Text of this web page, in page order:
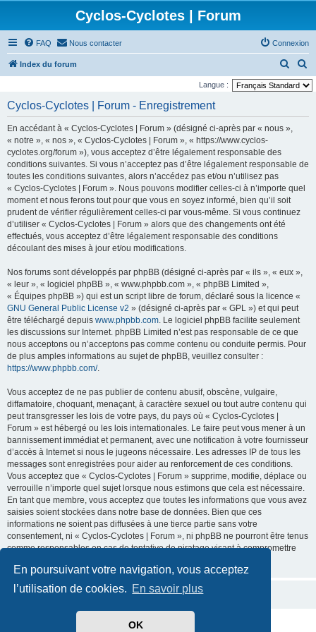
En poursuivant votre navigation, vous acceptez
l’utilisation de cookies. En savoir plus
OK
Cyclos-Cyclotes | Forum
FAQ Nous contacter Connexion
Index du forum
e
e
e
c
r
Langue :
Cyclos-Cyclotes | Forum - Enregistrement
En accédant à « Cyclos-Cyclotes | Forum » (désigné ci-après par « nous »,
« notre », « nos », « Cyclos-Cyclotes | Forum », « https://www.cyclos-
cyclotes.org/forum »), vous acceptez d’être légalement responsable des
conditions suivantes. Si vous n’acceptez pas d’être légalement responsable de
toutes les conditions suivantes, alors n’accédez pas et/ou n’utilisez pas
« Cyclos-Cyclotes | Forum ». Nous pouvons modifier celles-ci à n’importe quel
moment et nous ferons tout pour que vous en soyez informé, bien qu’il soit
prudent de vérifier régulièrement celles-ci par vous-même. Si vous continuez
d’utiliser « Cyclos-Cyclotes | Forum » alors que des changements ont été
effectués, vous acceptez d’être légalement responsable des conditions
découlant des mises à jour et/ou modifications.
Nos forums sont développés par phpBB (désigné ci-après par « ils », « eux »,
« leur », « logiciel phpBB », « www.phpbb.com », « phpBB Limited »,
« Équipes phpBB ») qui est un script libre de forum, déclaré sous la licence «
GNU General Public License v2 » (désigné ci-après par « GPL ») et qui peut
être téléchargé depuis www.phpbb.com. Le logiciel phpBB facilite seulement
les discussions sur Internet. phpBB Limited n’est pas responsable de ce que
nous acceptons ou n’acceptons pas comme contenu ou conduite permis. Pour
de plus amples informations au sujet de phpBB, veuillez consulter :
https://www.phpbb.com/.
Vous acceptez de ne pas publier de contenu abusif, obscène, vulgaire,
diffamatoire, choquant, menaçant, à caractère sexuel ou tout autre contenu qui
peut transgresser les lois de votre pays, du pays où « Cyclos-Cyclotes |
Forum » est hébergé ou les lois internationales. Le faire peut vous mener à un
bannissement immédiat et permanent, avec une notification à votre fournisseur
d’accès à Internet si nous le jugeons nécessaire. Les adresses IP de tous les
messages sont enregistrées pour aider au renforcement de ces conditions.
Vous acceptez que « Cyclos-Cyclotes | Forum » supprime, modifie, déplace ou
verrouille n’importe quel sujet lorsque nous estimons que cela est nécessaire.
En tant que membre, vous acceptez que toutes les informations que vous avez
saisies soient stockées dans notre base de données. Bien que ces
informations ne soient pas diffusées à une tierce partie sans votre
consentement, ni « Cyclos-Cyclotes | Forum », ni phpBB ne pourront être tenus
comme responsables en cas de tentative de piratage visant à compromettre
phpBB ® Forum Software © phpBB Limited